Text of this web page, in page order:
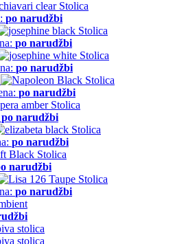
po narudžbi
po narudžbi
po narudžbi
po narudžbi
po narudžbi
po narudžbi
narudžbi
po narudžbi